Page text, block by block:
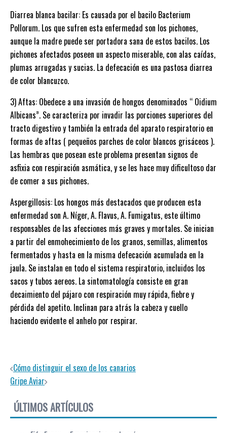
Diarrea blanca bacilar: Es causada por el bacilo Bacterium
Pollorum. Los que sufren esta enfermedad son los pichones,
aunque la madre puede ser portadora sana de estos bacilos. Los
pichones afectados poseen un aspecto miserable, con alas caídas,
plumas arrugadas y sucias. La defecación es una pastosa diarrea
de color blancuzco.
3) Aftas: Obedece a una invasión de hongos denominados “ Oidium
Albicans”. Se caracteriza por invadir las porciones superiores del
tracto digestivo y también la entrada del aparato respiratorio en
formas de aftas ( pequeños parches de color blancos grisáceos ).
Las hembras que posean este problema presentan signos de
asfixia con respiración asmática, y se les hace muy dificultoso dar
de comer a sus pichones.
Aspergillosis: Los hongos más destacados que producen esta
enfermedad son A. Níger, A. Flavus, A. Fumigatus, este último
responsables de las afecciones más graves y mortales. Se inician
a partir del enmohecimiento de los granos, semillas, alimentos
fermentados y hasta en la misma defecación acumulada en la
jaula. Se instalan en todo el sistema respiratorio, incluidos los
sacos y tubos aereos. La sintomatología consiste en gran
decaimiento del pájaro con respiración muy rápida, fiebre y
pérdida del apetito. Inclinan para atrás la cabeza y cuello
haciendo evidente el anhelo por respirar.
Cómo distinguir el sexo de los canarios
Gripe Aviar
ÚLTIMOS ARTÍCULOS